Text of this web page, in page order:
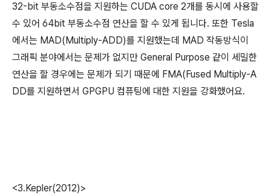
32-bit 부동소수점을 지원하는 CUDA core 2개를 동시에 사용할
수 있어 64bit 부동소수점 연산을 할 수 있게 됩니다. 또한 Tesla
에서는 MAD(Multiply-ADD)를 지원했는데 MAD 작동방식이
그래픽 분야에서는 문제가 없지만 General Purpose 같이 세밀한
연산을 할 경우에는 문제가 되기 때문에 FMA(Fused Multiply-A
DD를 지원하면서 GPGPU 컴퓨팅에 대한 지원을 강화했어요.
<3.Kepler(2012)>